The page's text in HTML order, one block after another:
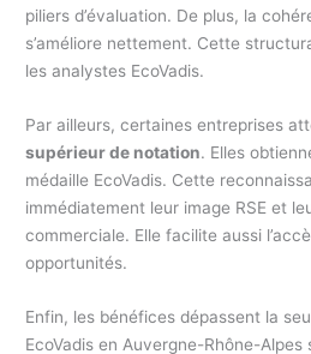
piliers d’évaluation. De plus, la
s’améliore nettement. Cette
les analystes EcoVadis.
Par ailleurs, certaines entreprises
supérieur de notation. Elles
médaille EcoVadis. Cette
immédiatement leur image RSE et
commerciale. Elle facilite aussi
opportunités.
Enfin, les bénéfices dépassent la
EcoVadis en Auvergne-Rhône-